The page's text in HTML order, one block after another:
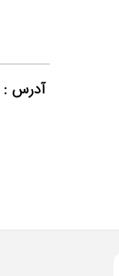
آدرس :